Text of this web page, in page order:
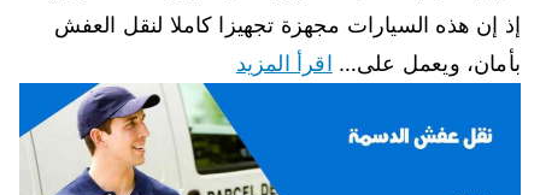
إذ إن هذه السيارات مجهزة تجهيزا كاملا لنقل العفش
بأمان، ويعمل على… اقرأ المزيد